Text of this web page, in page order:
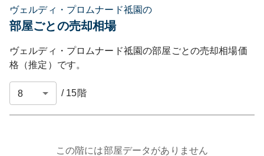
ヴェルディ・プロムナード祗園の
部屋ごとの売却相場
ヴェルディ・プロムナード祗園の部屋ごとの売却相場価
格（推定）です。
/ 15階
この階には部屋データがありません